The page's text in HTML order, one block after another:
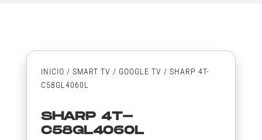
INICIO / SMART TV / GOOGLE TV / SHARP 4T-
C58GL4060L
SHARP 4T-
C58GL4060L